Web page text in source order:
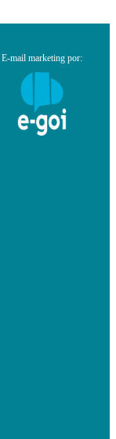
E-mail marketing por: